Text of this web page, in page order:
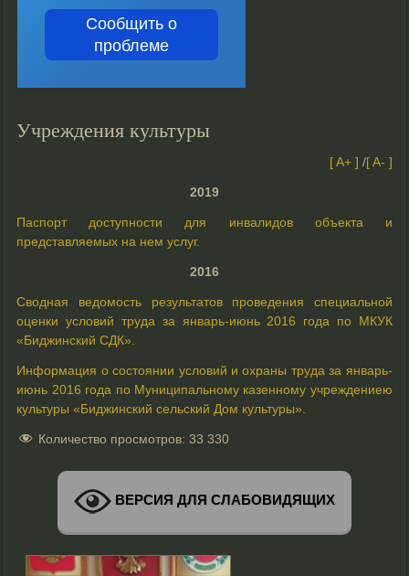
Сообщить о
проблеме
Учреждения культуры
[ A+ ] /[ A- ]
2019
Паспорт доступности для инвалидов объекта и
представляемых на нем услуг.
2016
Сводная ведомость результатов проведения специальной
оценки условий труда за январь-июнь 2016 года по МКУК
«Биджинский СДК».
Информация о состоянии условий и охраны труда за январь-
июнь 2016 года по Муниципальному казенному учреждениею
культуры «Биджинский сельский Дом культуры».
Количество просмотров: 33 330
ВЕРСИЯ ДЛЯ СЛАБОВИДЯЩИХ